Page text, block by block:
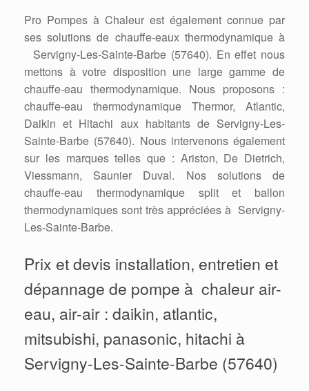
Pro Pompes à Chaleur est également connue par
ses solutions de chauffe-eaux thermodynamique à
Servigny-Les-Sainte-Barbe (57640). En effet nous
mettons à votre disposition une large gamme de
chauffe-eau thermodynamique. Nous proposons :
chauffe-eau thermodynamique Thermor, Atlantic,
Daikin et Hitachi aux habitants de Servigny-Les-
Sainte-Barbe (57640). Nous intervenons également
sur les marques telles que : Ariston, De Dietrich,
Viessmann, Saunier Duval. Nos solutions de
chauffe-eau thermodynamique split et ballon
thermodynamiques sont très appréciées à Servigny-
Les-Sainte-Barbe.
Prix et devis installation, entretien et
dépannage de pompe à chaleur air-
eau, air-air : daikin, atlantic,
mitsubishi, panasonic, hitachi à
Servigny-Les-Sainte-Barbe (57640)